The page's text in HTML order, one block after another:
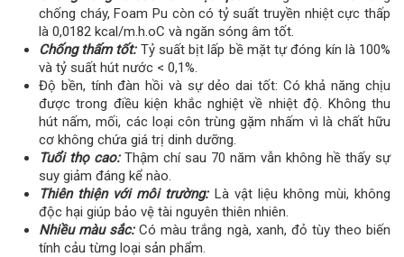
chống cháy, Foam Pu còn có tỷ suất truyền nhiệt cực thấp
là 0,0182 kcal/m.h.oC và ngăn sóng âm tốt.
Chống thấm tốt:Tỷ suất bịt lấp bề mặt tự đóng kín là 100%
và tỷ suất hút nước < 0,1%.
Độ bền, tính đàn hồi và sự dẻo dai tốt: Có khả năng chịu
được trong điều kiện khắc nghiệt về nhiệt độ. Không thu
hút nấm, mối, các loại côn trùng gặm nhấm vì là chất hữu
cơ không chứa giá trị dinh dưỡng.
Tuổi thọ cao: Thậm chí sau 70 năm vẫn không hề thấy sự
suy giảm đáng kể nào.
Thiên thiện với môi trường:Là vật liệu không mùi, không
độc hại giúp bảo vệ tài nguyên thiên nhiên.
Nhiều màu sắc:Có màu trắng ngà, xanh, đỏ tùy theo biến
tính cảu từng loại sản phẩm.